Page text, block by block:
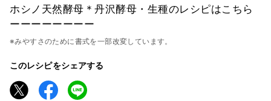
ホシノ天然酵母＊丹沢酵母・生種のレシピはこちら
ーーーーーーーー
※みやすさのために書式を一部改変しています。
このレシピをシェアする